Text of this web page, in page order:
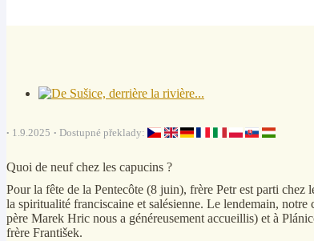
1.9.2025 Dostupné překlady:
Quoi de neuf chez les capucins ?
Pour la fête de la Pentecôte (8 juin), frère Petr est parti
la spiritualité franciscaine et salésienne. Le lendemain,
père Marek Hric nous a généreusement accueillis) et à
frère František.